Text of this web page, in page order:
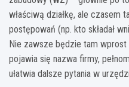
właściwą działkę, ale czasem
postępowań (np. kto składał
Nie zawsze będzie tam wprost
pojawia się nazwa firmy,
ułatwia dalsze pytania w